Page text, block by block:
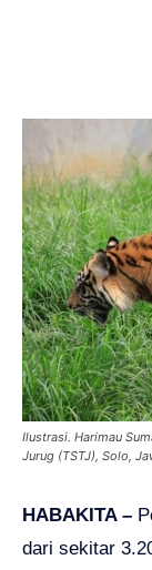
Ilustrasi. Harimau
Jurug (TSTJ), Solo,
HABAKITA –
dari sekitar